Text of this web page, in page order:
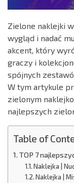
Zielone naklejki
wygląd i nadać
akcent, który
graczy i
spójnych
W tym artykule
zielonym
najlepszych
Table of
TOP 7
Naklejka |
Naklejka |